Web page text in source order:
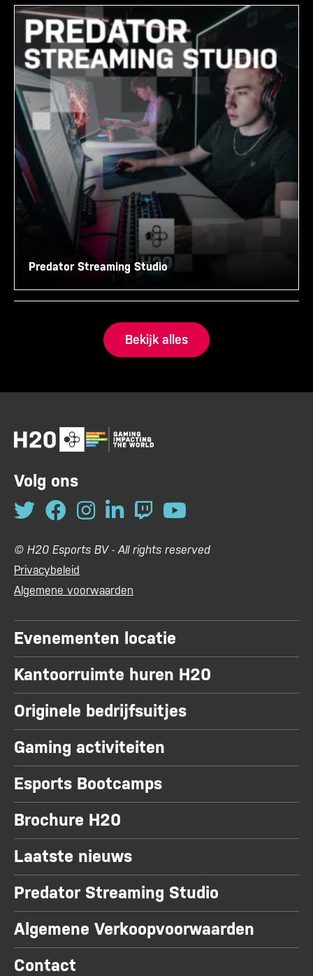
Predator Streaming Studio
Bekijk alles
Volg ons
© H20 Esports BV - All rights reserved
Privacybeleid
Algemene voorwaarden
Evenementen locatie
Kantoorruimte huren H20
Originele bedrijfsuitjes
Gaming activiteiten
Esports Bootcamps
Brochure H20
Laatste nieuws
Predator Streaming Studio
Algemene Verkoopvoorwaarden
Contact